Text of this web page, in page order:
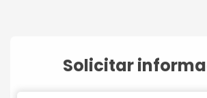
Solicitar